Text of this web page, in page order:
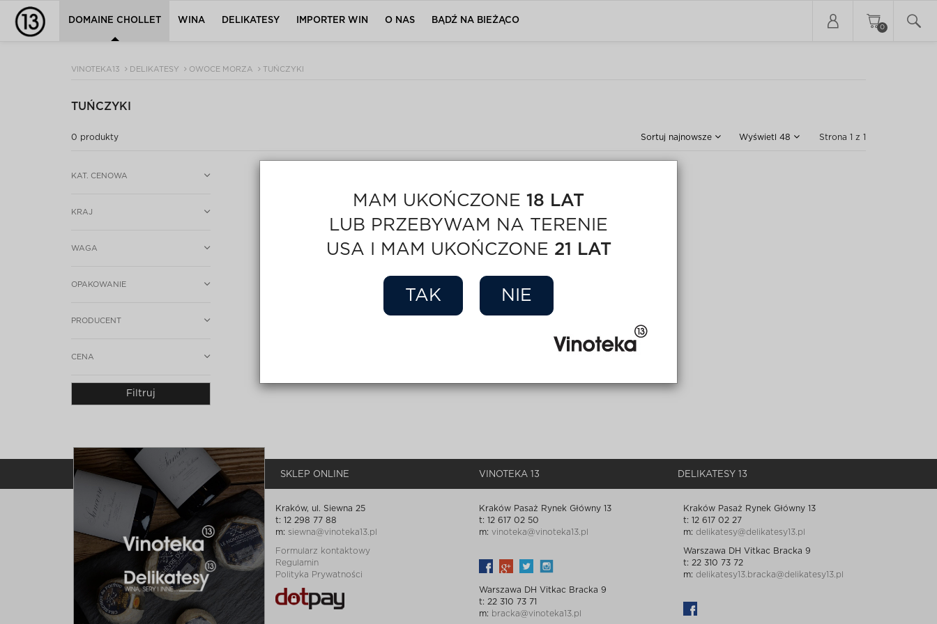
0
DOMAINE CHOLLET WINA DELIKATESY IMPORTER WIN O NAS BĄDŹ NA BIEŻĄCO
VINOTEKA13 DELIKATESY OWOCE MORZA TUŃCZYKI
TUŃCZYKI
0 produkty Sortuj najnowsze Wyświetl 48 Strona 1 z 1
KAT. CENOWA
KRAJ
WAGA
OPAKOWANIE
PRODUCENT
CENA
Filtruj
Nie znaleziono żadnych produktów
SKLEP ONLINE VINOTEKA 13 DELIKATESY 13
Kraków, ul. Siewna 25
t: 12 298 77 88
m: siewna@vinoteka13.pl
Formularz kontaktowy
Regulamin
Polityka Prywatności
Kraków Pasaż Rynek Główny 13
t: 12 617 02 50
m: vinoteka@vinoteka13.pl
Warszawa DH Vitkac Bracka 9
t: 22 310 73 71
m: bracka@vinoteka13.pl
Kraków Pasaż Rynek Główny 13
t: 12 617 02 27
m: delikatesy@delikatesy13.pl
Warszawa DH Vitkac Bracka 9
t: 22 310 73 72
m: delikatesy13.bracka@delikatesy13.pl
MAM UKOŃCZONE 18 LAT
LUB PRZEBYWAM NA TERENIE
USA I MAM UKOŃCZONE 21 LAT
TAK NIE